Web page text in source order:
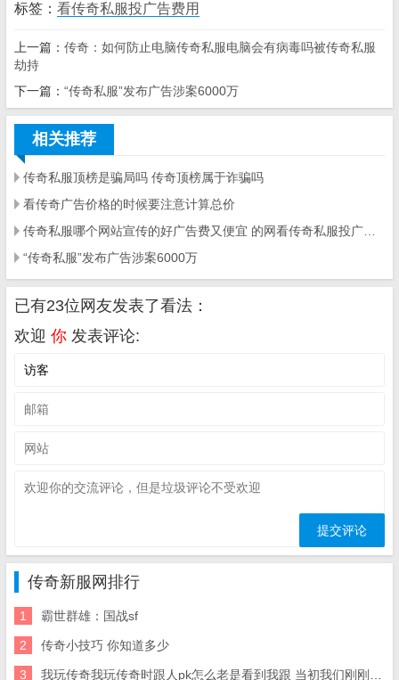
标签： 看传奇私服投广告费用
上一篇： 传奇：如何防止电脑传奇私服电脑会有病毒吗被传奇私服
劫持
下一篇： “传奇私服”发布广告涉案6000万
相关推荐
传奇私服顶榜是骗局吗 传奇顶榜属于诈骗吗
看传奇广告价格的时候要注意计算总价
“传奇私服”发布广告涉案6000万
已有23位网友发表了看法：
欢迎 你 发表评论:
传奇新服网排行
1 霸世群雄：国战sf
2 传奇小技巧 你知道多少
3 我玩传奇我玩传奇时跟人pk怎么老是看到我跟 当初我们刚刚玩传奇的时候是多有意思啊